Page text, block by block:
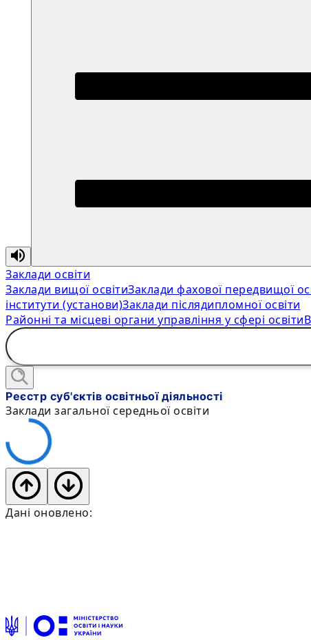
Заклади освіти
Заклади вищої освітиЗаклади фахової передвищої
інститути (установи)Заклади післядипломної освіти
Районні та місцеві органи управління у сфері освіти
Реєстр суб'єктів освітньої діяльності
Заклади загальної середньої освіти
Дані оновлено: